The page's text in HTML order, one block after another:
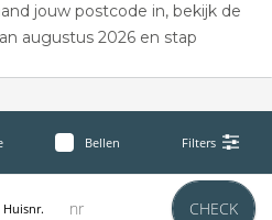
jouw postcode in, bekijk de
augustus 2026 en stap
Bellen Filters
Huisnr. CHECK